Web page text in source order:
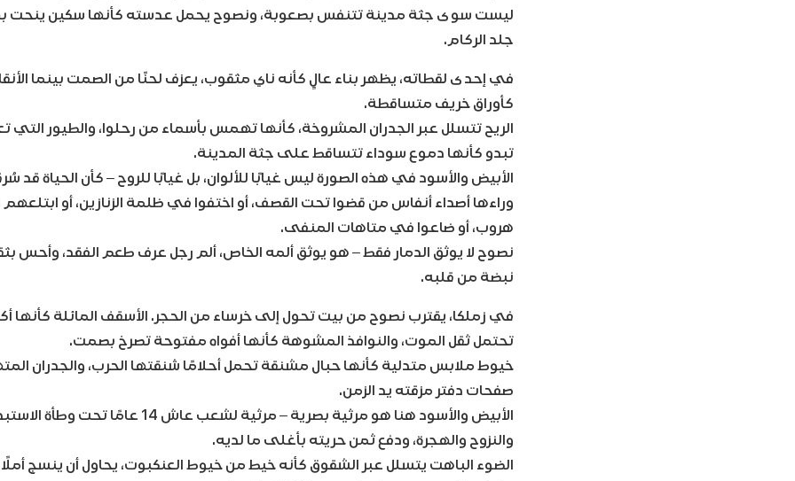
ليست سوى جثة مدينة تتنفس بصعوبة، ونصوح يحمل عدسته كأنها سكين ينحت
جلد الركام.
في إحدى لقطاته، يظهر بناء عالٍ كأنه ناي مثقوب، يعزف لحنًا من الصمت بينما
كأوراق خريف متساقطة.
الريح تتسلل عبر الجدران المشروخة، كأنها تهمس بأسماء من رحلوا، والطيور التي
تبدو كأنها دموع سوداء تتساقط على جثة المدينة.
الأبيض والأسود في هذه الصورة ليس غيابًا للألوان، بل غيابًا للروح – كأن الحياة قد
وراءها أصداء أنفاس من قضوا تحت القصف، أو اختفوا في ظلمة الزنازين، أو
هروب، أو ضاعوا في متاهات المنفى.
نصوح لا يوثق الدمار فقط – هو يوثق ألمه الخاص، ألم رجل عرف طعم الفقد، وأحس
نبضة من قلبه.
في زملكا، يقترب نصوح من بيت تحول إلى خرساء من الحجر. الأسقف المائلة كأنها
تحتمل ثقل الموت، والنوافذ المشوهة كأنها أفواه مفتوحة تصرخ بصمت.
خيوط ملابس متدلية كأنها حبال مشنقة تحمل أحلامًا شنقتها الحرب، والجدران
صفحات دفتر مزقته يد الزمن.
الأبيض والأسود هنا هو مرثية بصرية – مرثية لشعب عاش 14
والنزوح والهجرة، ودفع ثمن حريته بأغلى ما لديه.
الضوء الباهت يتسلل عبر الشقوق كأنه خيط من خيوط العنكبوت، يحاول أن ينسج أملًا